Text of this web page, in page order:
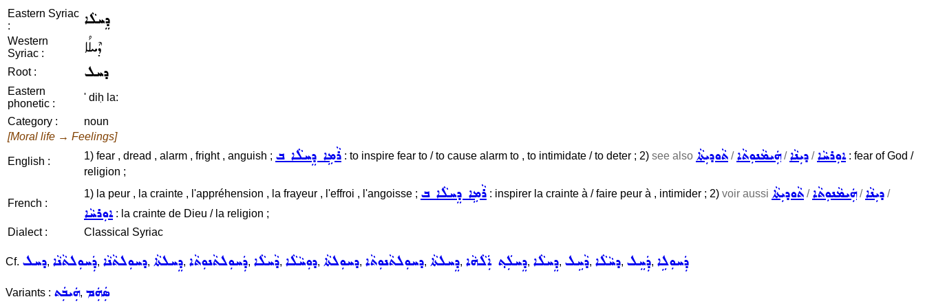
Eastern Syriac
:
ܕܸܚܠܵܐ
Western
Syriac :
ܕܶܚܠܳܐ
Root : ܕܚܠ
Eastern
phonetic :
' diḥ la:
Category :
noun
[Moral life → Feelings]
English : 1) fear , dread , alarm , fright , anguish ; ܪܵܡܹܐ ܕܸܚܠܵܐ ܒ : to inspire fear to / to cause alarm to , to intimidate / to deter ; 2) see also ܬܵܘܕܝܼܬܵܐ /ܗܲܝܡܵܢܘܼܬܵܐ/ܕܝܼܢܵܐ /ܐܘܼܪܚܵܐ: fear of God /
religion ;
French :
1) la peur , la crainte , l'appréhension , la frayeur , l'effroi , l'angoisse ; ܪܵܡܹܐ ܕܸܚܠܵܐ ܒ : inspirer la crainte à / faire peur à , intimider ; 2) voir aussi ܬܵܘܕܝܼܬܵܐ /ܗܲܝܡܵܢܘܼܬܵܐ/ܕܝܼܢܵܐ /
ܐܘܼܪܚܵܐ: la crainte de Dieu / la religion ;
Dialect :
Classical Syriac
Cf. ܕܚܠ, ܕܲܚܘܼܠܬܵܢܵܐ, ܕܚܘܼܠܬܵܢܵܐ, ܕܸܚܠܬܵܐ, ܕܲܚܘܼܠܬܵܢܘܼܬܵܐ, ܕܵܚܠܵܐ, ܕܘܼܚܵܠܵܐ, ܕܚܘܼܠܬܵܐ, ܕܚܘܼܠܬܵܢܘܼܬܵܐ, ܕܸܚܠܬܵܐ, ܕܸܚܠܲܬ݂ ܐܲܠܵܗܵܐ, ܕܸܚܠܵܐ, ܕܵܚܹܠ, ܕܚܵܠܵܐ, ܕܲܚܸܠ, ܕܲܚܘܼܠܹܐ
Variants : ܗܲܝܒܲܬ, ܣܲܗܲܡ